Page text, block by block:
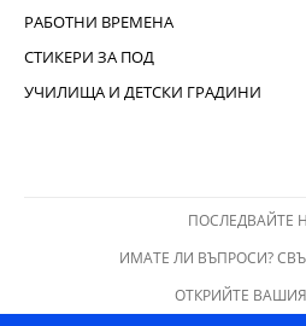
РАБОТНИ ВРЕМЕНА
СТИКЕРИ ЗА ПОД
УЧИЛИЩА И ДЕТСКИ ГРАДИНИ
ПОСЛЕДВАЙТЕ
ИМАТЕ ЛИ ВЪПРОСИ?
ОТКРИЙТЕ